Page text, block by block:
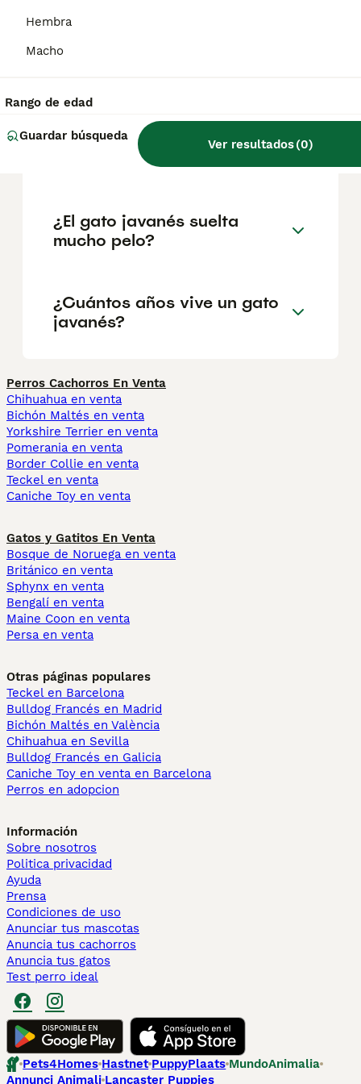
Hembra
Macho
Rango de edad
Guardar búsqueda
Ver resultados(0)
criadores responsables que garanticen la
Informarse bien y comparar opciones antes
¿Cómo es el carácter del
gato javanés?
¿El gato javanés suelta
mucho pelo?
¿Cuántos años vive un gato
javanés?
Perros Cachorros En Venta
Chihuahua en venta
Bichón Maltés en venta
Yorkshire Terrier en venta
Pomerania en venta
Border Collie en venta
Teckel en venta
Caniche Toy en venta
Gatos y Gatitos En Venta
Bosque de Noruega en venta
Británico en venta
Sphynx en venta
Bengalí en venta
Maine Coon en venta
Persa en venta
Otras páginas populares
Teckel en Barcelona
Bulldog Francés en Madrid
Bichón Maltés en València
Chihuahua en Sevilla
Bulldog Francés en Galicia
Caniche Toy en venta en Barcelona
Perros en adopcion
Información
Sobre nosotros
Politica privacidad
Ayuda
Prensa
Condiciones de uso
Anunciar tus mascotas
Anuncia tus cachorros
Anuncia tus gatos
Test perro ideal
Pets4Homes Hastnet PuppyPlaats MundoAnimalia
Annunci Animali Lancaster Puppies